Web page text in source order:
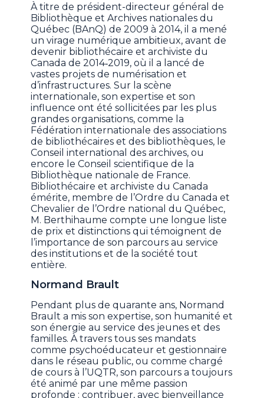
À titre de président-directeur général de
Bibliothèque et Archives nationales du
Québec (BAnQ) de 2009 à 2014, il a mené
un virage numérique ambitieux, avant de
devenir bibliothécaire et archiviste du
Canada de 2014‑2019, où il a lancé de
vastes projets de numérisation et
d’infrastructures. Sur la scène
internationale, son expertise et son
influence ont été sollicitées par les plus
grandes organisations, comme la
Fédération internationale des associations
de bibliothécaires et des bibliothèques, le
Conseil international des archives, ou
encore le Conseil scientifique de la
Bibliothèque nationale de France.
Bibliothécaire et archiviste du Canada
émérite, membre de l’Ordre du Canada et
Chevalier de l’Ordre national du Québec,
M. Berthihaume compte une longue liste
de prix et distinctions qui témoignent de
l’importance de son parcours au service
des institutions et de la société tout
entière.
Normand Brault
Pendant plus de quarante ans, Normand
Brault a mis son expertise, son humanité et
son énergie au service des jeunes et des
familles. À travers tous ses mandats
comme psychoéducateur et gestionnaire
dans le réseau public, ou comme chargé
de cours à l’UQTR, son parcours a toujours
été animé par une même passion
profonde : contribuer, avec bienveillance